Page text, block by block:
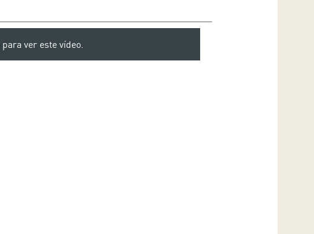
para ver este vídeo.